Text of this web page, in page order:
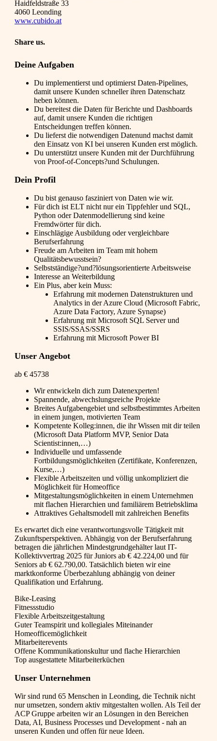
Haidfeldstraße 33
4060 Leonding
www.cubido.at
Share us.
Deine Aufgaben
Du implementierst und optimierst Daten-Pipelines,
damit unsere Kunden schneller ihren Datenschatz
heben können.
Du bereitest die Daten für Berichte und Dashboards
auf, damit unsere Kunden die richtigen
Entscheidungen treffen können.
Du lieferst die notwendigen Datenund machst damit
den Einsatz von KI bei unseren Kunden erst möglich.
Du unterstützt unsere Kunden mit der Durchführung
von Proof-of-Concepts?und Schulungen.
Dein Profil
Du bist genauso fasziniert von Daten wie wir.
Für dich ist ELT nicht nur ein Tippfehler und SQL,
Python oder Datenmodellierung sind keine
Fremdwörter für dich.
Einschlägige Ausbildung oder vergleichbare
Berufserfahrung
Freude am Arbeiten im Team mit hohem
Qualitätsbewusstsein?
Selbstständige?und?lösungsorientierte Arbeitsweise
Interesse an Weiterbildung
Ein Plus, aber kein Muss:
Erfahrung mit modernen Datenstrukturen und
Analytics in der Azure Cloud (Microsoft Fabric,
Azure Data Factory, Azure Synapse)
Erfahrung mit Microsoft SQL Server und
SSIS/SSAS/SSRS
Erfahrung mit Microsoft Power BI
Unser Angebot
ab € 45738
Wir entwickeln dich zum Datenexperten!
Spannende, abwechslungsreiche Projekte
Breites Aufgabengebiet und selbstbestimmtes Arbeiten
in einem jungen, motivierten Team
Kompetente Kolleg:innen, die ihr Wissen mit dir teilen
(Microsoft Data Platform MVP, Senior Data
Scientist:innen,…)
Individuelle und umfassende
Fortbildungsmöglichkeiten (Zertifikate, Konferenzen,
Kurse,…)
Flexible Arbeitszeiten und völlig unkompliziert die
Möglichkeit für Homeoffice
Mitgestaltungsmöglichkeiten in einem Unternehmen
mit flachen Hierarchien und familiärem Betriebsklima
Attraktives Gehaltsmodell mit zahlreichen Benefits
Es erwartet dich eine verantwortungsvolle Tätigkeit mit
Zukunftsperspektiven. Abhängig von der Berufserfahrung
betragen die jährlichen Mindestgrundgehälter laut IT-
Kollektivvertrag 2025 für Juniors ab € 42.224,00 und für
Seniors ab € 62.790,00. Tatsächlich bieten wir eine
marktkonforme Überbezahlung abhängig von deiner
Qualifikation und Erfahrung.
Bike-Leasing
Fitnessstudio
Flexible Arbeitszeitgestaltung
Guter Teamspirit und kollegiales Miteinander
Homeofficemöglichkeit
Mitarbeiterevents
Offene Kommunikationskultur und flache Hierarchien
Top ausgestattete Mitarbeiterküchen
Unser Unternehmen
Wir sind rund 65 Menschen in Leonding, die Technik nicht
nur umsetzen, sondern aktiv mitgestalten wollen. Als Teil der
ACP Gruppe arbeiten wir an Lösungen in den Bereichen
Data, AI, Business Processes und Development - nah an
unseren Kunden und offen für neue Ideen.